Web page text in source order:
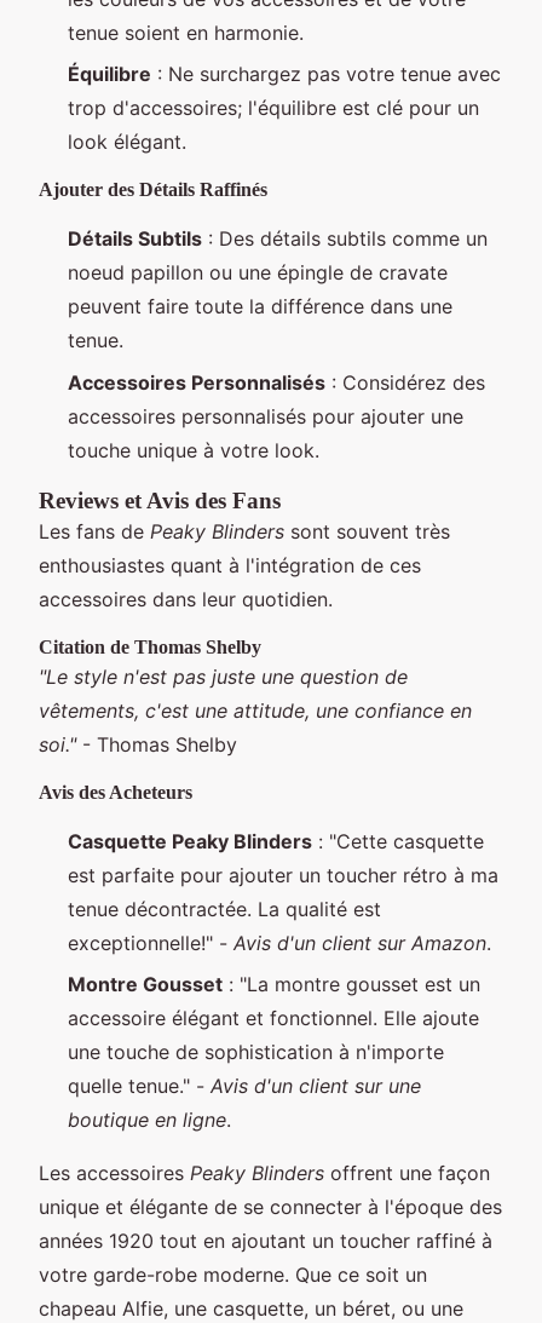
tenue soient en harmonie.
Équilibre : Ne surchargez pas votre tenue avec
trop d'accessoires; l'équilibre est clé pour un
look élégant.
Ajouter des Détails Raffinés
Détails Subtils : Des détails subtils comme un
noeud papillon ou une épingle de cravate
peuvent faire toute la différence dans une
tenue.
Accessoires Personnalisés : Considérez des
accessoires personnalisés pour ajouter une
touche unique à votre look.
Reviews et Avis des Fans
Les fans de Peaky Blinders sont souvent très
enthousiastes quant à l'intégration de ces
accessoires dans leur quotidien.
Citation de Thomas Shelby
"Le style n'est pas juste une question de
vêtements, c'est une attitude, une confiance en
soi."- Thomas Shelby
Avis des Acheteurs
Casquette Peaky Blinders : "Cette casquette
est parfaite pour ajouter un toucher rétro à ma
tenue décontractée. La qualité est
exceptionnelle!" - Avis d'un client sur Amazon.
Montre Gousset : "La montre gousset est un
accessoire élégant et fonctionnel. Elle ajoute
une touche de sophistication à n'importe
quelle tenue." - Avis d'un client sur une
boutique en ligne.
Les accessoires Peaky Blinders offrent une façon
unique et élégante de se connecter à l'époque des
années 1920 tout en ajoutant un toucher raffiné à
votre garde-robe moderne. Que ce soit un
chapeau Alfie, une casquette, un béret, ou une